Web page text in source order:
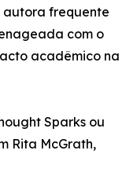
autora frequente
com o
acadêmico na
Sparks ou
Rita McGrath,